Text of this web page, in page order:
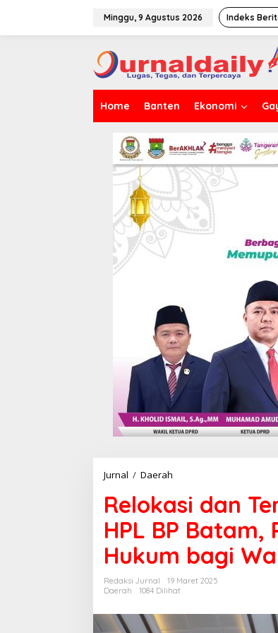
Minggu, 9 Agustus 2026 Indeks
Home Banten Ekonomi
Jurnal / Daerah
l
o
k
s
d
a
T
Relokasi dan
HPL BP
Hukum bagi
Redaksi Jurnal
19 Maret 2025
Daerah
1084 Dilihat